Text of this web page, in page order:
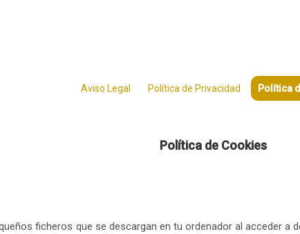
Aviso Legal Política de Privacidad Política
Política de Cookies
ficheros que se descargan en tu ordenador al acceder a